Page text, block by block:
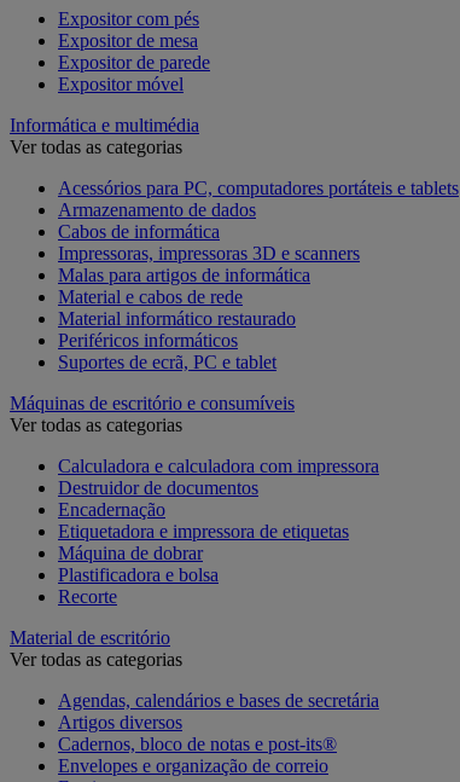
Expositor com pés
Expositor de mesa
Expositor de parede
Expositor móvel
Informática e multimédia
Ver todas as categorias
Acessórios para PC, computadores portáteis e tablets
Armazenamento de dados
Cabos de informática
Impressoras, impressoras 3D e scanners
Malas para artigos de informática
Material e cabos de rede
Material informático restaurado
Periféricos informáticos
Suportes de ecrã, PC e tablet
Máquinas de escritório e consumíveis
Ver todas as categorias
Calculadora e calculadora com impressora
Destruidor de documentos
Encadernação
Etiquetadora e impressora de etiquetas
Máquina de dobrar
Plastificadora e bolsa
Recorte
Material de escritório
Ver todas as categorias
Agendas, calendários e bases de secretária
Artigos diversos
Cadernos, bloco de notas e post-its®
Envelopes e organização de correio